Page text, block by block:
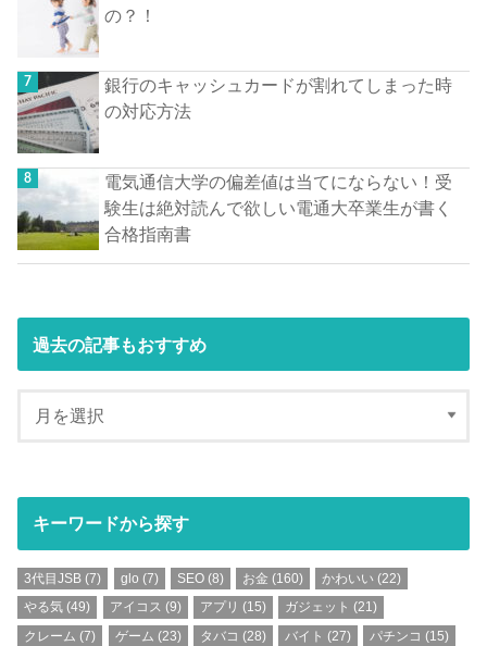
の？！
銀行のキャッシュカードが割れてしまった時
の対応方法
電気通信大学の偏差値は当てにならない！受
験生は絶対読んで欲しい電通大卒業生が書く
合格指南書
過去の記事もおすすめ
キーワードから探す
3代目JSB (7) glo (7) SEO(8) お金 (160) かわいい (22)
やる気 (49) アイコス (9) アプリ (15) ガジェット (21)
クレーム (7) ゲーム (23) タバコ (28) バイト (27) パチンコ (15)